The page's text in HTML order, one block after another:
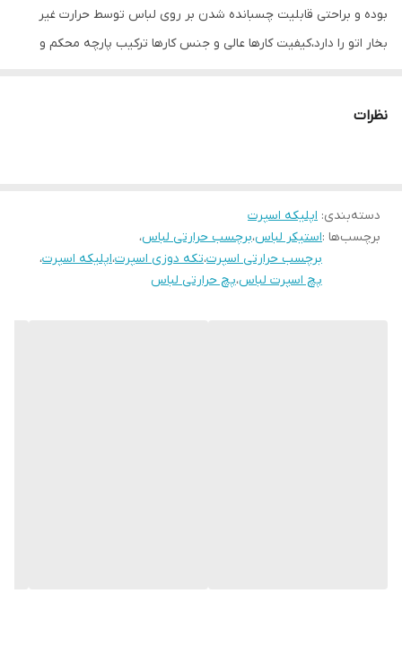
بوده و براحتی قابلیت چسبانده شدن بر روی لباس توسط حرارت غیر
بخار اتو را دارد،کیفیت کارها عالی و جنس کارها ترکیب پارچه محکم و
نظرات
دسته‌بندی: اپلیکه اسپرت
برچسب‌ها :استیکر لباس،برچسب حرارتی لباس،
برچسب حرارتی اسپرت،تکه دوزی اسپرت،اپلیکه اسپرت،
پچ اسپرت لباس،پچ حرارتی لباس